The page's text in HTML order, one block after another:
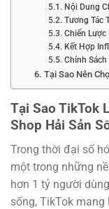
5.1. Nội Dung
5.2. Tương Tác
5.3. Chiến Lược
5.4. Kết Hợp
5.5. Chính
6. Tại Sao Nên
Tại Sao TikTok
Shop Hải Sản
Trong thời đại số
một trong những
hơn 1 tỷ người
sống, TikTok